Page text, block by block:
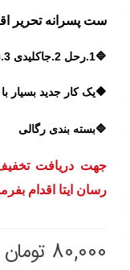
ست پسرانه تحریر
🔷1.رحل 2.جاکلیدی 3.نشانگر 4.دفترچه 5.سنجاق سینه (پک پسرانه)
🔶یک کار جدید بسیار
🔷بسته بندی رگالی
جهت دریافت
رسان ایتا اقدام
80,000 تومان